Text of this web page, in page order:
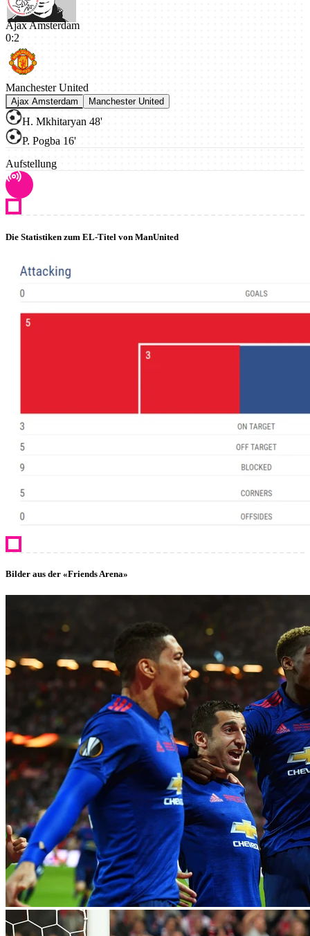
Ajax Amsterdam
0:2
Manchester United
Ajax Amsterdam Manchester United
H. Mkhitaryan 48'
P. Pogba 16'
Aufstellung
Die Statistiken zum EL-Titel von ManUnited
Bilder aus der «Friends Arena»